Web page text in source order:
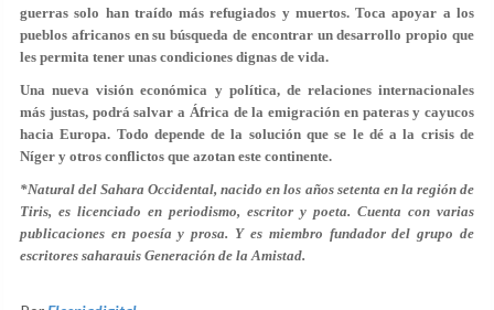
guerras solo han traído más refugiados y muertos. Toca apoyar a los
pueblos africanos en su búsqueda de encontrar un desarrollo propio que
les permita tener unas condiciones dignas de vida.
Una nueva visión económica y política, de relaciones internacionales
más justas, podrá salvar a África de la emigración en pateras y cayucos
hacia Europa. Todo depende de la solución que se le dé a la crisis de
Níger y otros conflictos que azotan este continente.
*Natural del Sahara Occidental, nacido en los años setenta en la región de
Tiris, es licenciado en periodismo, escritor y poeta. Cuenta con varias
publicaciones en poesía y prosa. Y es miembro fundador del grupo de
escritores saharauis Generación de la Amistad.